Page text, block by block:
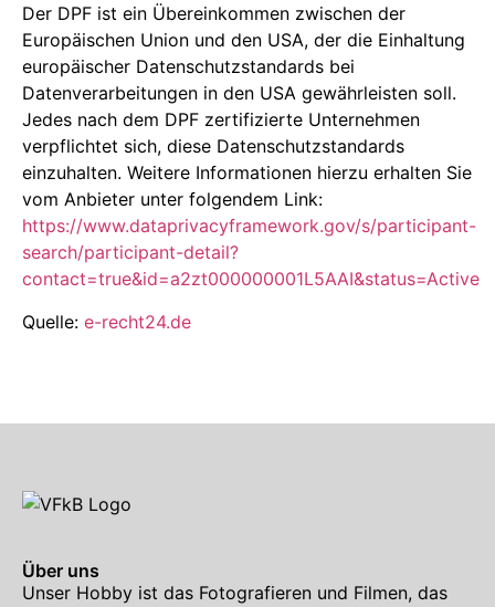
Der DPF ist ein Übereinkommen zwischen der
Europäischen Union und den USA, der die Einhaltung
europäischer Datenschutzstandards bei
Datenverarbeitungen in den USA gewährleisten soll.
Jedes nach dem DPF zertifizierte Unternehmen
verpflichtet sich, diese Datenschutzstandards
einzuhalten. Weitere Informationen hierzu erhalten Sie
vom Anbieter unter folgendem Link:
https://www.dataprivacyframework.gov/s/participant-
search/participant-detail?
contact=true&id=a2zt000000001L5AAI&status=Active
Quelle: e-recht24.de
Über uns
Unser Hobby ist das Fotografieren und Filmen, das